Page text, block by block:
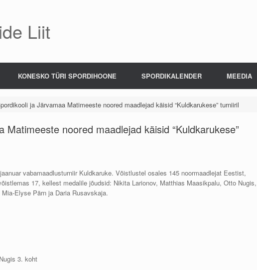
Liit
KONESKO TÜRI SPORDIHOONE SPORDIKALENDER MEEDIA
ja Järvamaa Matimeeste noored maadlejad käisid “Kuldkarukese” turniiril
Matimeeste noored maadlejad käisid “Kuldkarukese”
vabamaadlusturniir Kuldkaruke. Võistlustel osales 145 noormaadlejat Eestist,
17, kellest medalile jõudsid: Nikita Larionov, Matthias Maasikpalu, Otto Nugis,
Elyse Pärn ja Daria Rusavskaja.
3. koht